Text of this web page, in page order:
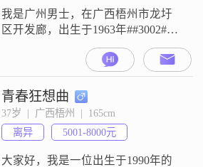
力比较强
我是广州男士，在广西梧州市龙圩
区开发廊，出生于1963年##3002##
我的身高大约是170厘米，虽然不算
特别高大，但我相信身高并不是最
重要的，重要的是我们的内心是否
契合##3002##目前，我的月收入在
5000元左右，虽然不算富裕，但足
以维持稳定的生活##3002##我的学
历是高中但我一直保持着学习的热
情，努力提升自
青春狂想曲
37岁  |  广西梧州  |  165cm
离异
5001-8000元
大家好，我是一位出生于1990年的